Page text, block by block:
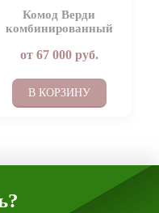
Комод Верди
комбинированный
от 67 000руб.
В КОРЗИНУ